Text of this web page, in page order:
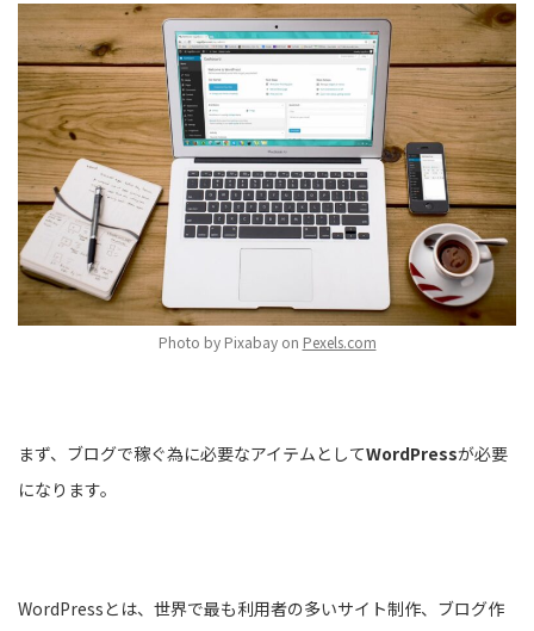
Photo by Pixabay on Pexels.com
まず、ブログで稼ぐ為に必要なアイテムとしてWordPressが必要
になります。
WordPressとは、世界で最も利用者の多いサイト制作、ブログ作